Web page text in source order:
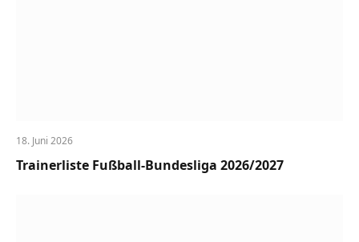
18. Juni 2026
Trainerliste Fußball-Bundesliga 2026/2027